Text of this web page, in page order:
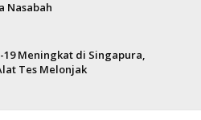
Nasabah
19 Meningkat di Singapura,
Tes Melonjak